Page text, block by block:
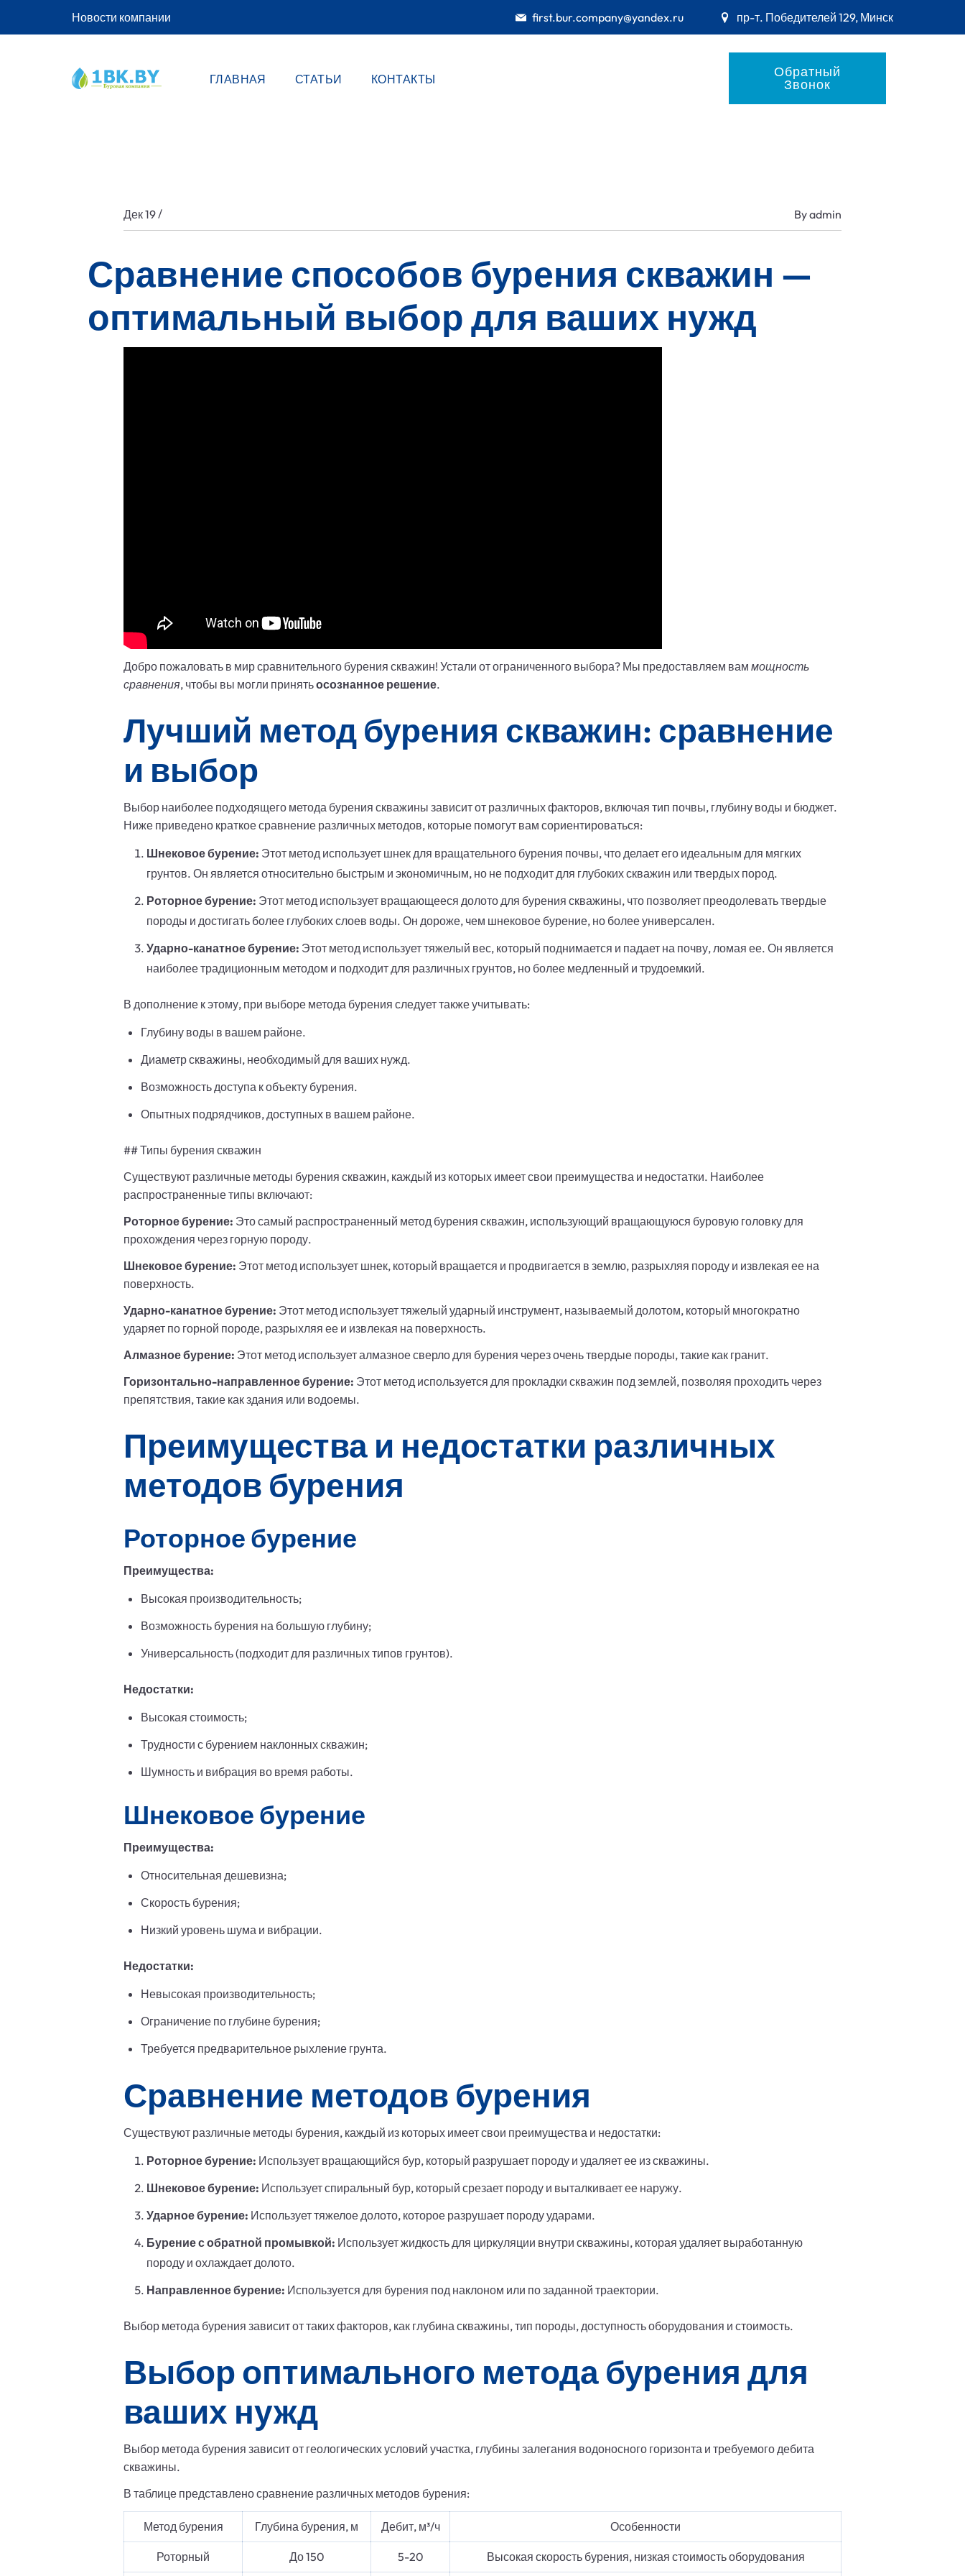
Новости компании first.bur.company@yandex.ru пр-т. Победителей 129, Минск
ГЛАВНАЯ СТАТЬИ КОНТАКТЫ Обратный
Звонок
Дек 19/ Byadmin
Сравнение способов бурения скважин —
оптимальный выбор для ваших нужд
Добро пожаловать в мир сравнительного бурения скважин! Устали от ограниченного выбора? Мы предоставляем вам мощность
сравнения, чтобы вы могли принятьосознанное решение.
Лучший метод бурения скважин: сравнение
и выбор
Выбор наиболее подходящего метода бурения скважины зависит от различных факторов, включая тип почвы, глубину воды и бюджет.
Ниже приведено краткое сравнение различных методов, которые помогут вам сориентироваться:
Шнековое бурение: Этот метод использует шнек для вращательного бурения почвы, что делает его идеальным для мягких
грунтов. Он является относительно быстрым и экономичным, но не подходит для глубоких скважин или твердых пород.
Роторное бурение: Этот метод использует вращающееся долото для бурения скважины, что позволяет преодолевать твердые
породы и достигать более глубоких слоев воды. Он дороже, чем шнековое бурение, но более универсален.
Ударно-канатное бурение: Этот метод использует тяжелый вес, который поднимается и падает на почву, ломая ее. Он является
наиболее традиционным методом и подходит для различных грунтов, но более медленный и трудоемкий.
В дополнение к этому, при выборе метода бурения следует также учитывать:
Глубину воды в вашем районе.
Диаметр скважины, необходимый для ваших нужд.
Возможность доступа к объекту бурения.
Опытных подрядчиков, доступных в вашем районе.
## Типы бурения скважин
Существуют различные методы бурения скважин, каждый из которых имеет свои преимущества и недостатки. Наиболее
распространенные типы включают:
Роторное бурение: Это самый распространенный метод бурения скважин, использующий вращающуюся буровую головку для
прохождения через горную породу.
Шнековое бурение: Этот метод использует шнек, который вращается и продвигается в землю, разрыхляя породу и извлекая ее на
поверхность.
Ударно-канатное бурение: Этот метод использует тяжелый ударный инструмент, называемый долотом, который многократно
ударяет по горной породе, разрыхляя ее и извлекая на поверхность.
Алмазное бурение: Этот метод использует алмазное сверло для бурения через очень твердые породы, такие как гранит.
Горизонтально-направленное бурение: Этот метод используется для прокладки скважин под землей, позволяя проходить через
препятствия, такие как здания или водоемы.
Преимущества и недостатки различных
методов бурения
Роторное бурение
Преимущества:
Высокая производительность;
Возможность бурения на большую глубину;
Универсальность (подходит для различных типов грунтов).
Недостатки:
Высокая стоимость;
Трудности с бурением наклонных скважин;
Шумность и вибрация во время работы.
Шнековое бурение
Преимущества:
Относительная дешевизна;
Скорость бурения;
Низкий уровень шума и вибрации.
Недостатки:
Невысокая производительность;
Ограничение по глубине бурения;
Требуется предварительное рыхление грунта.
Сравнение методов бурения
Существуют различные методы бурения, каждый из которых имеет свои преимущества и недостатки:
Роторное бурение: Использует вращающийся бур, который разрушает породу и удаляет ее из скважины.
Шнековое бурение: Использует спиральный бур, который срезает породу и выталкивает ее наружу.
Ударное бурение: Использует тяжелое долото, которое разрушает породу ударами.
Бурение с обратной промывкой: Использует жидкость для циркуляции внутри скважины, которая удаляет выработанную
породу и охлаждает долото.
Направленное бурение: Используется для бурения под наклоном или по заданной траектории.
Выбор метода бурения зависит от таких факторов, как глубина скважины, тип породы, доступность оборудования и стоимость.
Выбор оптимального метода бурения для
ваших нужд
Выбор метода бурения зависит от геологических условий участка, глубины залегания водоносного горизонта и требуемого дебита
скважины.
В таблице представлено сравнение различных методов бурения:
Метод бурения Глубина бурения, м Дебит, м³/ч Особенности
Роторный До 150 5-20 Высокая скорость бурения, низкая стоимость оборудования